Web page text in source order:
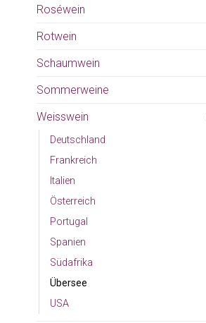
Roséwein
Rotwein
Schaumwein
Sommerweine
Weisswein
Deutschland
Frankreich
Italien
Österreich
Portugal
Spanien
Südafrika
Übersee
USA